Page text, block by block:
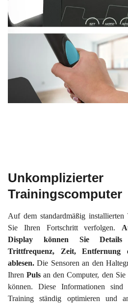
Unkomplizierter
Trainingscomputer
Auf dem standardmäßig installierten
Sie Ihren Fortschritt verfolgen.
Display können Sie Details
Trittfrequenz, Zeit, Entfernung
ablesen.Die Sensoren an den
IhrenPulsan den Computer, den
können. Diese Informationen
Training ständig optimieren und